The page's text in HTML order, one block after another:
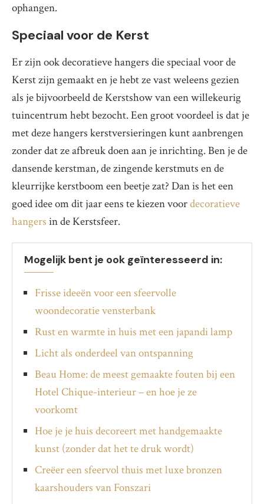
ophangen.
Speciaal voor de Kerst
Er zijn ook decoratieve hangers die speciaal voor de
Kerst zijn gemaakt en je hebt ze vast weleens gezien
als je bijvoorbeeld de Kerstshow van een willekeurig
tuincentrum hebt bezocht. Een groot voordeel is dat je
met deze hangers kerstversieringen kunt aanbrengen
zonder dat ze afbreuk doen aan je inrichting. Ben je de
dansende kerstman, de zingende kerstmuts en de
kleurrijke kerstboom een beetje zat? Dan is het een
goed idee om dit jaar eens te kiezen voordecoratieve
hangers in de Kerstsfeer.
Mogelijk bent je ook geïnteresseerd in:
Frisse ideeën voor een sfeervolle
woondecoratie vensterbank
Rust en warmte in huis met een japandi lamp
Licht als onderdeel van ontspanning
Beau Home: de meest gemaakte fouten bij een
Hotel Chique-interieur – en hoe je ze
voorkomt
Hoe je je huis decoreert met handgemaakte
kunst (zonder dat het te druk wordt)
Creëer een sfeervol thuis met luxe bronzen
kaarshouders van Fonszari